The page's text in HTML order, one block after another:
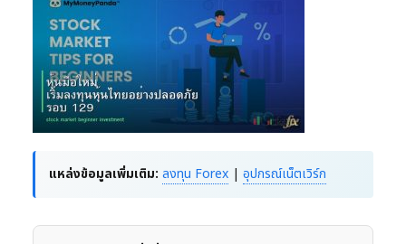
แหล่งข้อมูลเพิ่มเติม: ลงทุน Forex | อุปกรณ์เน็ตเวิร์ก